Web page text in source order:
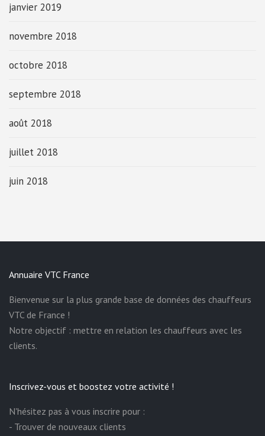
janvier 2019
novembre 2018
octobre 2018
septembre 2018
août 2018
juillet 2018
juin 2018
Annuaire VTC France
Bienvenue sur la plus grande base de données des chauffeurs
VTC de France !
Notre objectif : mettre en relation les chauffeurs avec les
clients.
Inscrivez-vous et boostez votre activité !
N'hésitez pas à vous inscrire pour :
- Trouver de nouveaux clients